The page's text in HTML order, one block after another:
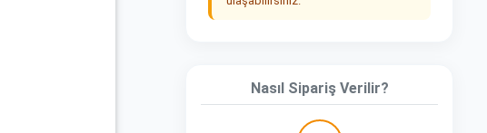
Nasıl Sipariş Verilir?